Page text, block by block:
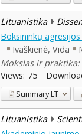
Lituanistika
Boksininkų
Ivaškienė, Vida
Mokslas ir
Views: 75
SummaryLT
Lituanistika